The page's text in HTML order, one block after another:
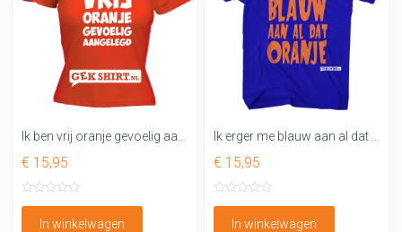
€ 15,95
In winkelwagen
€ 15,95
In winkelwagen